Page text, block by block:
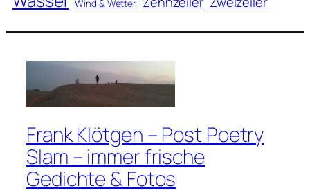
Wind & Wetter
Frank Klötgen – Post Poetry
Slam – immer frische
Gedichte & Fotos